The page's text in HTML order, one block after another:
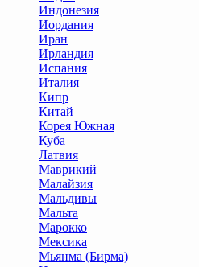
Индонезия
Иордания
Иран
Ирландия
Испания
Италия
Кипр
Китай
Корея Южная
Куба
Латвия
Маврикий
Малайзия
Мальдивы
Мальта
Марокко
Мексика
Мьянма (Бирма)